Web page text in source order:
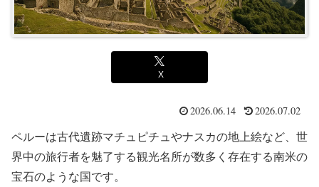
X
2026.06.14 2026.07.02
ペルーは古代遺跡マチュピチュやナスカの地上絵など、世
界中の旅行者を魅了する観光名所が数多く存在する南米の
宝石のような国です。